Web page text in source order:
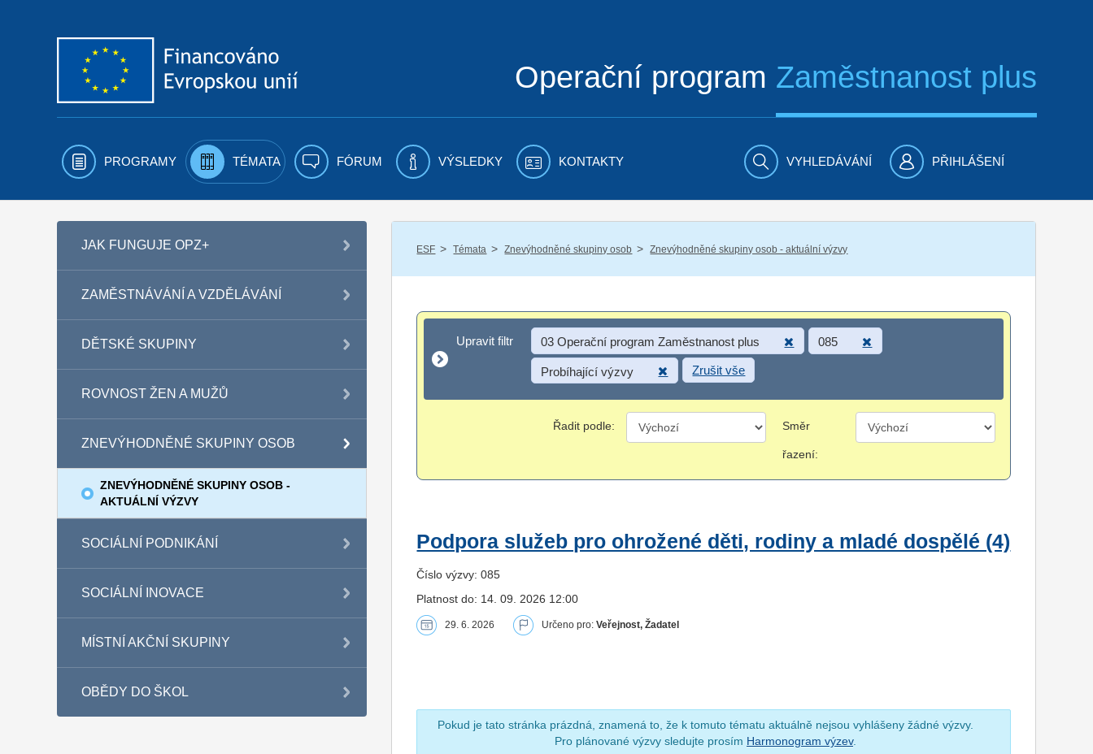
Operační program Zaměstnanost plus
PROGRAMY TÉMATA FÓRUM VÝSLEDKY KONTAKTY VYHLEDÁVÁNÍ PŘIHLÁŠENÍ
JAK FUNGUJE OPZ+
ZAMĚSTNÁVÁNÍ A VZDĚLÁVÁNÍ
DĚTSKÉ SKUPINY
ROVNOST ŽEN A MUŽŮ
ZNEVÝHODNĚNÉ SKUPINY OSOB
ZNEVÝHODNĚNÉ SKUPINY OSOB -
AKTUÁLNÍ VÝZVY
SOCIÁLNÍ PODNIKÁNÍ
SOCIÁLNÍ INOVACE
MÍSTNÍ AKČNÍ SKUPINY
OBĚDY DO ŠKOL
ESF / Témata / Znevýhodněné skupiny osob / Znevýhodněné skupiny osob - aktuální výzvy
Upravit filtr
Upravit filtr 03 Operační program Zaměstnanost plus 085
Probíhající výzvy Zrušit vše
Řadit podle: Směr
řazení:
Podpora služeb pro ohrožené děti, rodiny a mladé dospělé (4)
Číslo výzvy: 085
Platnost do: 14. 09. 2026 12:00
29. 6. 2026 Určeno pro:Veřejnost, Žadatel
Pokud je tato stránka prázdná, znamená to, že k tomuto tématu aktuálně nejsou vyhlášeny žádné výzvy.
Pro plánované výzvy sledujte prosím Harmonogram výzev.